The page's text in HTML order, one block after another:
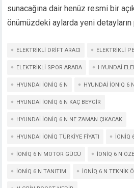
sunacağına dair henüz resmi bir
önümüzdeki aylarda yeni detayların
ELEKTRIKLI DRIFT ARACI ELEKTRIKLI
ELEKTRIKLI SPOR ARABA HYUNDAI
HYUNDAI IONIQ 6 N HYUNDAI IONIQ 6
HYUNDAI IONIQ 6 N KAÇ BEYGIR
HYUNDAI IONIQ 6 N NE ZAMAN ÇIKACAK
HYUNDAI IONIQ TÜRKIYE FIYATI IONIQ
IONIQ 6 N MOTOR GÜCÜ IONIQ 6 N
IONIQ 6 N TANITIM IONIQ 6 N TEKNIK